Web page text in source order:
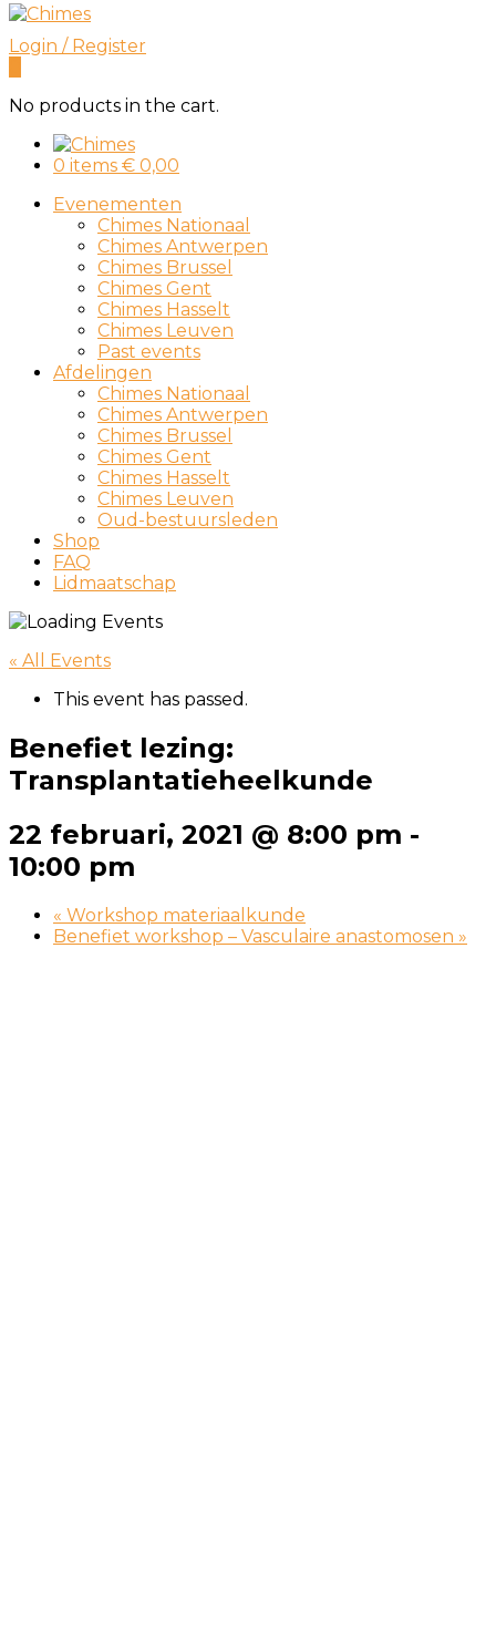
Login / Register
No products in the cart.
0 items € 0,00
Evenementen
Chimes Nationaal
Chimes Antwerpen
Chimes Brussel
Chimes Gent
Chimes Hasselt
Chimes Leuven
Past events
Afdelingen
Chimes Nationaal
Chimes Antwerpen
Chimes Brussel
Chimes Gent
Chimes Hasselt
Chimes Leuven
Oud-bestuursleden
Shop
FAQ
Lidmaatschap
« All Events
This event has passed.
Benefiet lezing:
Transplantatieheelkunde
22 februari, 2021 @ 8:00 pm -
10:00 pm
« Workshop materiaalkunde
Benefiet workshop – Vasculaire anastomosen »